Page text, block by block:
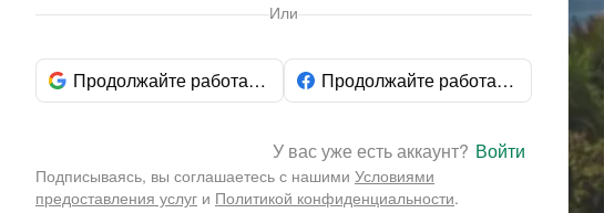
Или
Продолжайте работать с GoogleПродолжайте работать с Facebook
У вас уже есть аккаунт? Войти
Подписываясь, вы соглашаетесь с нашими Условиями
предоставления услуг и Политикой конфиденциальности.